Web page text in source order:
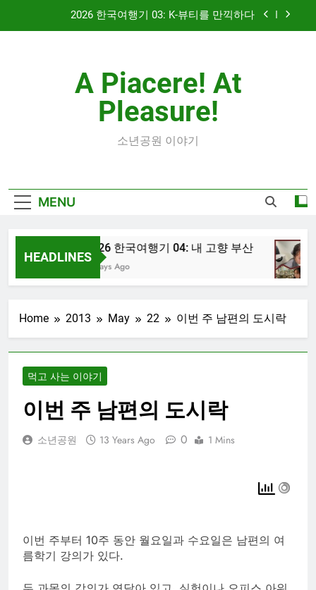
2026 한국여행기 03: K-뷰티를 만끽하다
2026 한국여행기 02: 82쿡 덕분에 만난 사람들
2026 한국여행기 04: 내 고향 부산
2026 한국여행기 03: K-뷰티를 만끽하다
2026 한국여행기 02: 82쿡 덕분에 만난 사람들
A Piacere! At
Pleasure!
소년공원 이야기
MENU
HEADLINES
2026 한국여행기 04: 내 고향 부산
4 Days Ago
Home 2013 May 22 이번 주 남편의 도시락
먹고 사는 이야기
이번 주 남편의 도시락
소년공원 13 Years Ago 0 1 Mins
이번 주부터 10주 동안 월요일과 수요일은 남편의 여
름학기 강의가 있다.